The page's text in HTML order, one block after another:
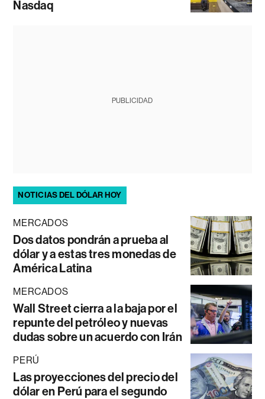
Nasdaq
PUBLICIDAD
NOTICIAS DEL DÓLAR HOY
MERCADOS
Dos datos pondrán a prueba al
dólar y a estas tres monedas de
América Latina
MERCADOS
Wall Street cierra a la baja por el
repunte del petróleo y nuevas
dudas sobre un acuerdo con Irán
PERÚ
Las proyecciones del precio del
dólar en Perú para el segundo